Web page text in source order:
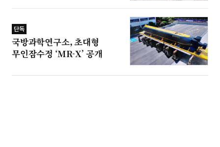
단독
국방과학연구소, 초대형
무인잠수정 ‘MR-X’ 공개